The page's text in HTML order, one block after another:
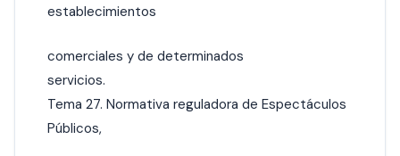
establecimientos
comerciales y de determinados
servicios.
Tema 27. Normativa reguladora de Espectáculos
Públicos,